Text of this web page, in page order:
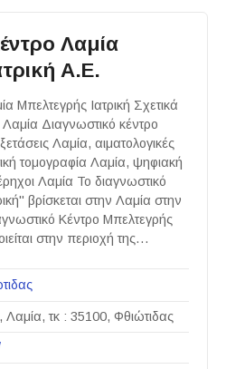
Λαμία
Α.Ε.
Μπελτεγρής Ιατρική Σχετικά
Διαγνωστικό κέντρο
Λαμία, αιματολογικές
τομογραφία Λαμία, ψηφιακή
Λαμία Το διαγνωστικό
βρίσκεται στην Λαμία στην
Κέντρο Μπελτεγρής
στην περιοχή της…
τκ : 35100, Φθιώτιδας